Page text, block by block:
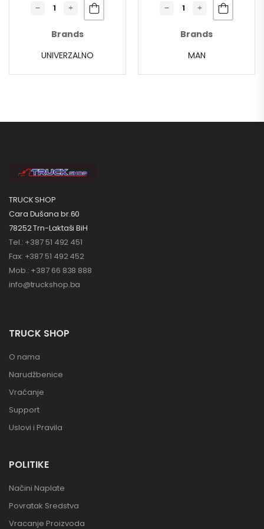
Brands
UNIVERZALNO
Brands
MAN
TRUCK SHOP
Cara Dušana br.60
78252 Trn-Laktaši BiH
Tel.: +387 51 492 451
Fax: +387 51 492 452
Mob.: +387 66 838 888
info@truckshop.ba
TRUCK SHOP
O nama
Narudžbenice
Vraćanje
Support
Uslovi i Pravila
POLITIKE
Načini Naplate
Povratak Sredstva
Vracanje Proizvoda